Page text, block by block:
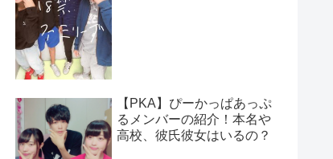
【PKA】ぴーかっぱあっぷ
るメンバーの紹介！本名や
高校、彼氏彼女はいるの？